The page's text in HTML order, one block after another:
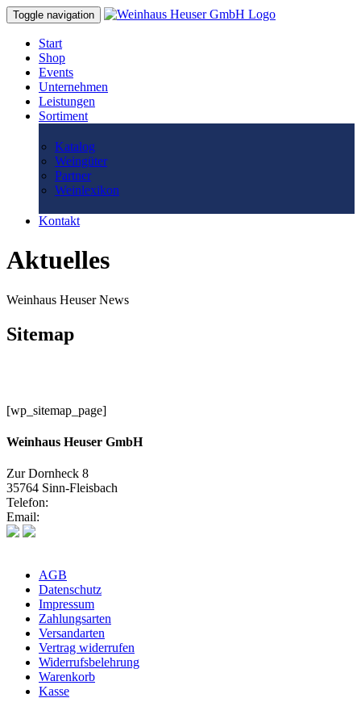
Toggle navigation
Start
Shop
Events
Unternehmen
Leistungen
Sortiment
Katalog
Weingüter
Partner
Weinlexikon
Kontakt
Aktuelles
Weinhaus Heuser News
Sitemap
[wp_sitemap_page]
Weinhaus Heuser GmbH
Zur Dornheck 8
35764 Sinn-Fleisbach
Telefon:
Email:
AGB
Datenschutz
Impressum
Zahlungsarten
Versandarten
Vertrag widerrufen
Widerrufsbelehrung
Warenkorb
Kasse